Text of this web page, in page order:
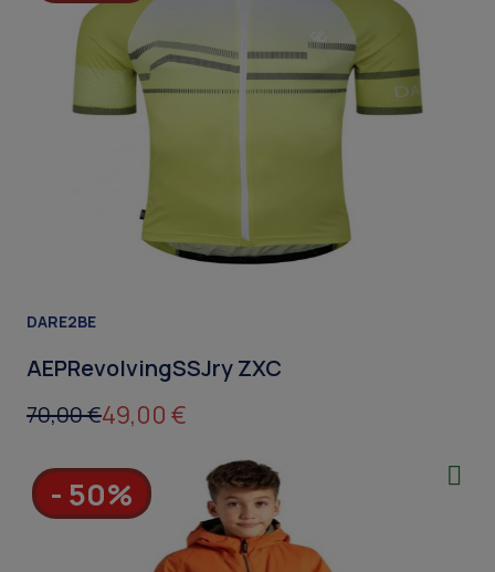
DARE2BE
AEPRevolvingSSJry ZXC
70,00 €49,00 €
- 50%